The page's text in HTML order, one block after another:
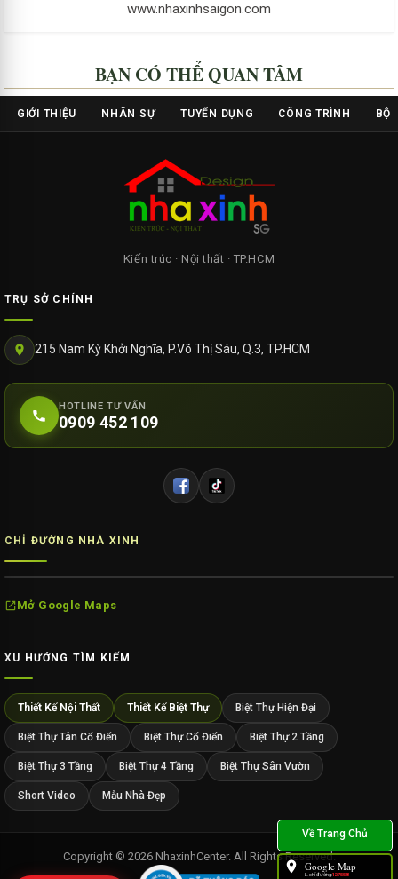
www.nhaxinhsaigon.com
BẠN CÓ THỂ QUAN TÂM
GIỚI THIỆU NHÂN SỰ TUYỂN DỤNG CÔNG TRÌNH BỘ
Kiến trúc · Nội thất · TP.HCM
TRỤ SỞ CHÍNH
215 Nam Kỳ Khởi Nghĩa, P.Võ Thị Sáu, Q.3, TP.HCM
HOTLINE TƯ VẤN
0909 452 109
CHỈ ĐƯỜNG NHÀ XINH
Mở Google Maps
XU HƯỚNG TÌM KIẾM
Thiết Kế Nội Thất Thiết Kế Biệt Thự Biệt Thự Hiện Đại
Biệt Thự Tân Cổ Điển Biệt Thự Cổ Điển Biệt Thự 2 Tầng
Biệt Thự 3 Tầng Biệt Thự 4 Tầng Biệt Thự Sân Vườn
Short Video Mẫu Nhà Đẹp
Copyright © 2026 NhaxinhCenter. All Rights Reserved.
Google Map
L.chỉ đường:127558